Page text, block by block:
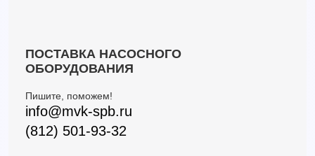
ПОСТАВКА НАСОСНОГО
ОБОРУДОВАНИЯ
Пишите, поможем!
info@mvk-spb.ru
(812) 501-93-32